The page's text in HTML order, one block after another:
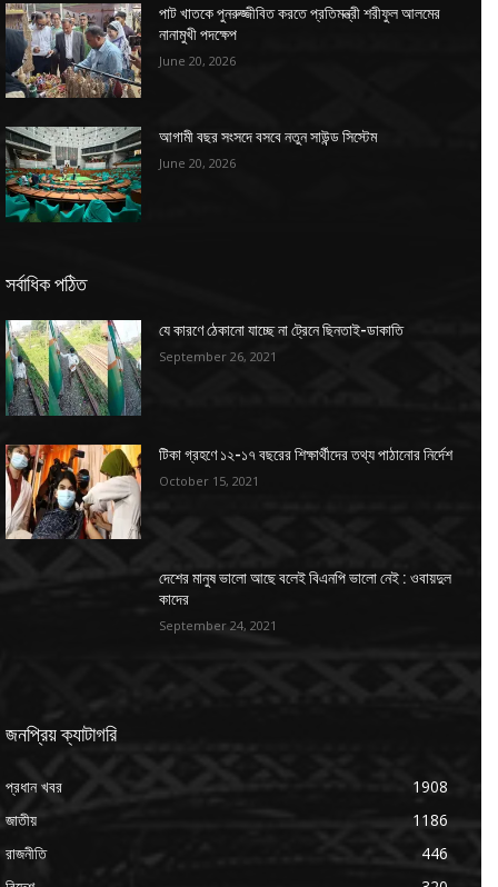
পাট খাতকে পুনরুজ্জীবিত করতে প্রতিমন্ত্রী শরীফুল আলমের
নানামুখী পদক্ষেপ
June 20, 2026
আগামী বছর সংসদে বসবে নতুন সাউন্ড সিস্টেম
June 20, 2026
সর্বাধিক পঠিত
যে কারণে ঠেকানো যাচ্ছে না ট্রেনে ছিনতাই-ডাকাতি
September 26, 2021
টিকা গ্রহণে ১২-১৭ বছরের শিক্ষার্থীদের তথ্য পাঠানোর নির্দেশ
October 15, 2021
দেশের মানুষ ভালো আছে বলেই বিএনপি ভালো নেই : ওবায়দুল
কাদের
September 24, 2021
জনপ্রিয় ক্যাটাগরি
প্রধান খবর
1908
জাতীয়
1186
রাজনীতি
446